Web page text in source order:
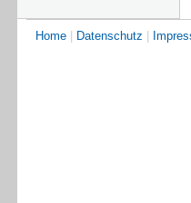
Home Datenschutz